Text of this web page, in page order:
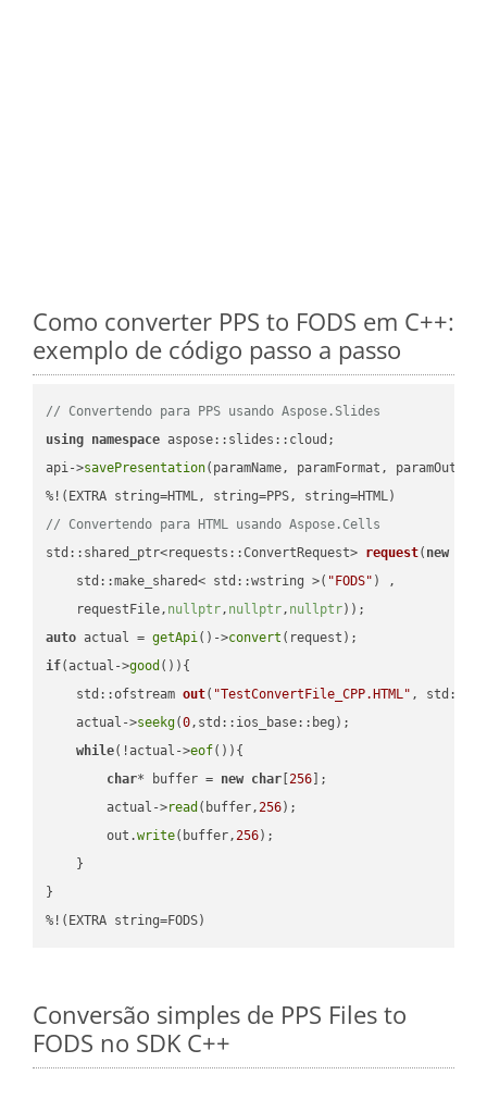
Como converter PPS to FODS em C++:
exemplo de código passo a passo
// Convertendo para PPS usando Aspose.Slides
using namespace aspose::slides::cloud;
api->savePresentation(paramName, paramFormat,
// Convertendo para HTML usando Aspose.Cells
std::shared_ptr<requests::ConvertRequest> request( new
    std::make_shared< std::wstring >(
"FODS" ) ,
    requestFile,
nullptr, nullptr, nullptr))
auto actual = getApi()->convert
if(actual->good ()){
std::ofstream out( "TestConvertFile_CPP.HTML" ,
    actual->
seekg(0,std::ios_base::beg);
while(!actual->eof()){
char* buffer = new char [256 ];
        actual->
read (buffer,256);
        out.
write(buffer,256);
    }
}
%!(EXTRA string=FODS)
Conversão simples de PPS Files to
FODS no SDK C++